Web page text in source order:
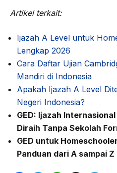
Artikel terkait:
Ijazah A Level untuk
Lengkap 2026
Cara Daftar Ujian
Mandiri di Indonesia
Apakah Ijazah A Level
Negeri Indonesia?
GED: Ijazah
Diraih Tanpa Sekolah
GED untuk
Panduan dari A sampai Z